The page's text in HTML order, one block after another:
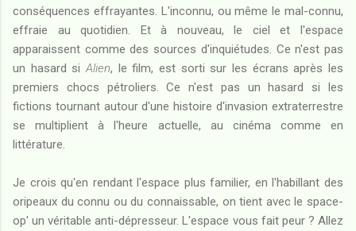
conséquences effrayantes. L'inconnu, ou même le mal-connu,
effraie au quotidien. Et à nouveau, le ciel et l'espace
apparaissent comme des sources d'inquiétudes. Ce n'est pas
un hasard si Alien, le film, est sorti sur les écrans après les
premiers chocs pétroliers. Ce n'est pas un hasard si les
fictions tournant autour d'une histoire d'invasion extraterrestre
se multiplient à l'heure actuelle, au cinéma comme en
littérature.
Je crois qu'en rendant l'espace plus familier, en l'habillant des
oripeaux du connu ou du connaissable, on tient avec le space-
op' un véritable anti-dépresseur. L'espace vous fait peur ? Allez